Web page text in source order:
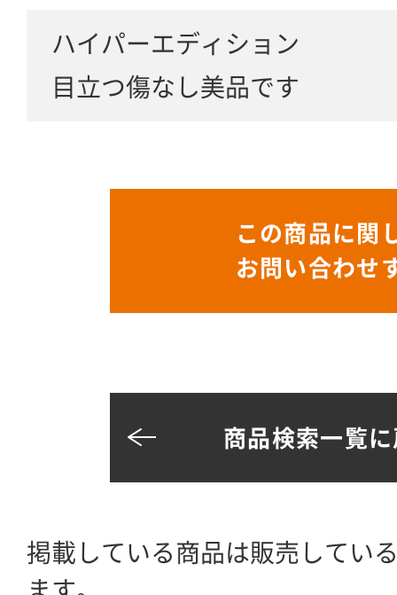
ハイパーエディション
目立つ傷なし美品です
この商品に関
お問い合わせ
商品検索一覧
掲載している商品は販売してい
ます。